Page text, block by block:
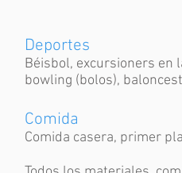
Deportes
Béisbol, excursioners en
bowling (bolos),
Comida
Comida casera, primer